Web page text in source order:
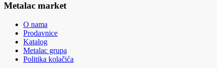
Metalac market
O nama
Prodavnice
Katalog
Metalac grupa
Politika kolačića